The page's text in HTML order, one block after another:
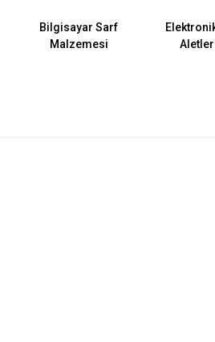
Bilgisayar Sarf
Malzemesi